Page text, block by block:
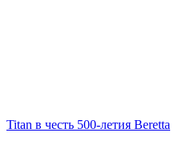
Titan в честь 500-летия Beretta